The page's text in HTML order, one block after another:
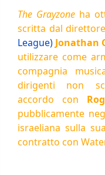
The Grayzoneha
scritta dal
League) Jonathan
utilizzare come
compagnia
dirigenti non
accordo con
pubblicamente
israeliana sulla
contratto con